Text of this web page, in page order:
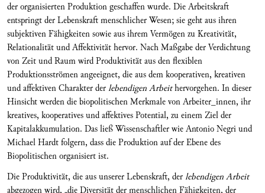
der organisierten Produktion geschaffen wurde. Die Arbeitskraft
entspringt der Lebenskraft menschlicher Wesen; sie geht aus ihren
subjektiven Fähigkeiten sowie aus ihrem Vermögen zu Kreativität,
Relationalität und Affektivität hervor. Nach Maßgabe der Verdichtung
von Zeit und Raum wird Produktivität aus den flexiblen
Produktionsströmen angeeignet, die aus dem kooperativen, kreativen
und affektiven Charakter derlebendigen Arbeithervorgehen. In dieser
Hinsicht werden die biopolitischen Merkmale von Arbeiter_innen, ihr
kreatives, kooperatives und affektives Potential, zu einem Ziel der
Kapitalakkumulation. Das ließ Wissenschaftler wie Antonio Negri und
Michael Hardt folgern, dass die Produktion auf der Ebene des
Biopolitischen organisiert ist.
Die Produktivität, die aus unserer Lebenskraft, derlebendigen Arbeit